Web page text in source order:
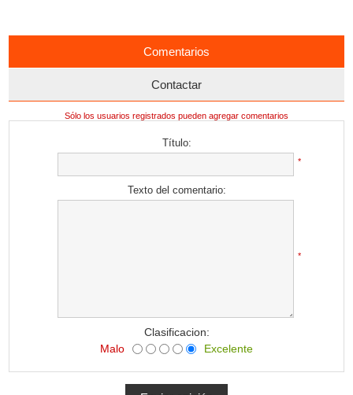
Comentarios
Contactar
Sólo los usuarios registrados pueden agregar comentarios
Título:
*
Texto del comentario:
*
Clasificacion:
Malo
Excelente